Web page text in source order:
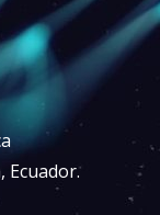
Ecuador.